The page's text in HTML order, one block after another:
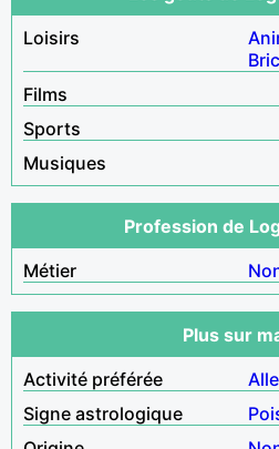
Loisirs
Films
Sports
Musiques
Profession de
Métier
Plus sur
Activité préférée
Signe astrologique